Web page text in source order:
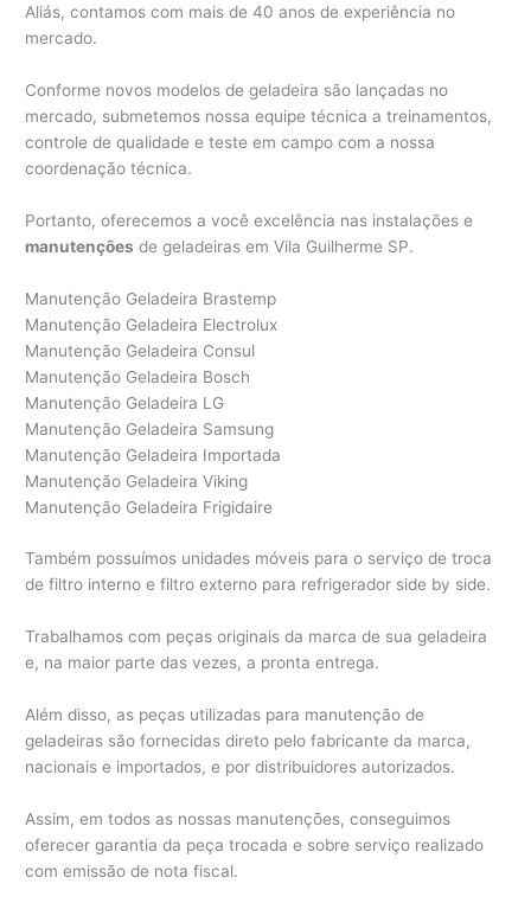
Aliás, contamos com mais de 40 anos de experiência no
mercado.
Conforme novos modelos de geladeira são lançadas no
mercado, submetemos nossa equipe técnica a treinamentos,
controle de qualidade e teste em campo com a nossa
coordenação técnica.
Portanto, oferecemos a você excelência nas instalações e
manutenções de geladeiras em Vila Guilherme SP.
Manutenção Geladeira Brastemp
Manutenção Geladeira Electrolux
Manutenção Geladeira Consul
Manutenção Geladeira Bosch
Manutenção Geladeira LG
Manutenção Geladeira Samsung
Manutenção Geladeira Importada
Manutenção Geladeira Viking
Manutenção Geladeira Frigidaire
Também possuímos unidades móveis para o serviço de troca
de filtro interno e filtro externo para refrigerador side by side.
Trabalhamos com peças originais da marca de sua geladeira
e, na maior parte das vezes, a pronta entrega.
Além disso, as peças utilizadas para manutenção de
geladeiras são fornecidas direto pelo fabricante da marca,
nacionais e importados, e por distribuidores autorizados.
Assim, em todos as nossas manutenções, conseguimos
oferecer garantia da peça trocada e sobre serviço realizado
com emissão de nota fiscal.